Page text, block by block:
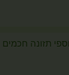
תזונה חכמים